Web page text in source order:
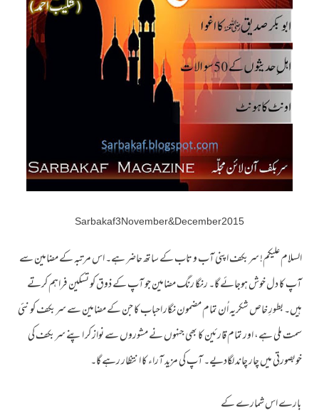
Sarbakaf 3 November & December 2015
السلام علیکم! سربکف اپنی آب و تاب کے ساتھ حاضر ہے۔ اس مرتبہ کے مضامین سے
آپ کا دل خوش ہوجائے گا۔ رنگا رنگ مضامین جو آپ کے ذوق کو تسکین فراہم کرتے
ہیں۔ بطورِ خاص شکریہ اُن تمام مضمون نگار احباب کا جن کے مضامین سے سربکف کو نئی
سمت ملی ہے، اور تمام قارئین کا بھی جنہوں نے مشوروں سے نواز کر اپنے سربکف کی
خوبصورتی میں چار چاند لگادیے۔ آپ کی مزید آراء کا انتظار رہے گا۔
بارے اس شمارے کے